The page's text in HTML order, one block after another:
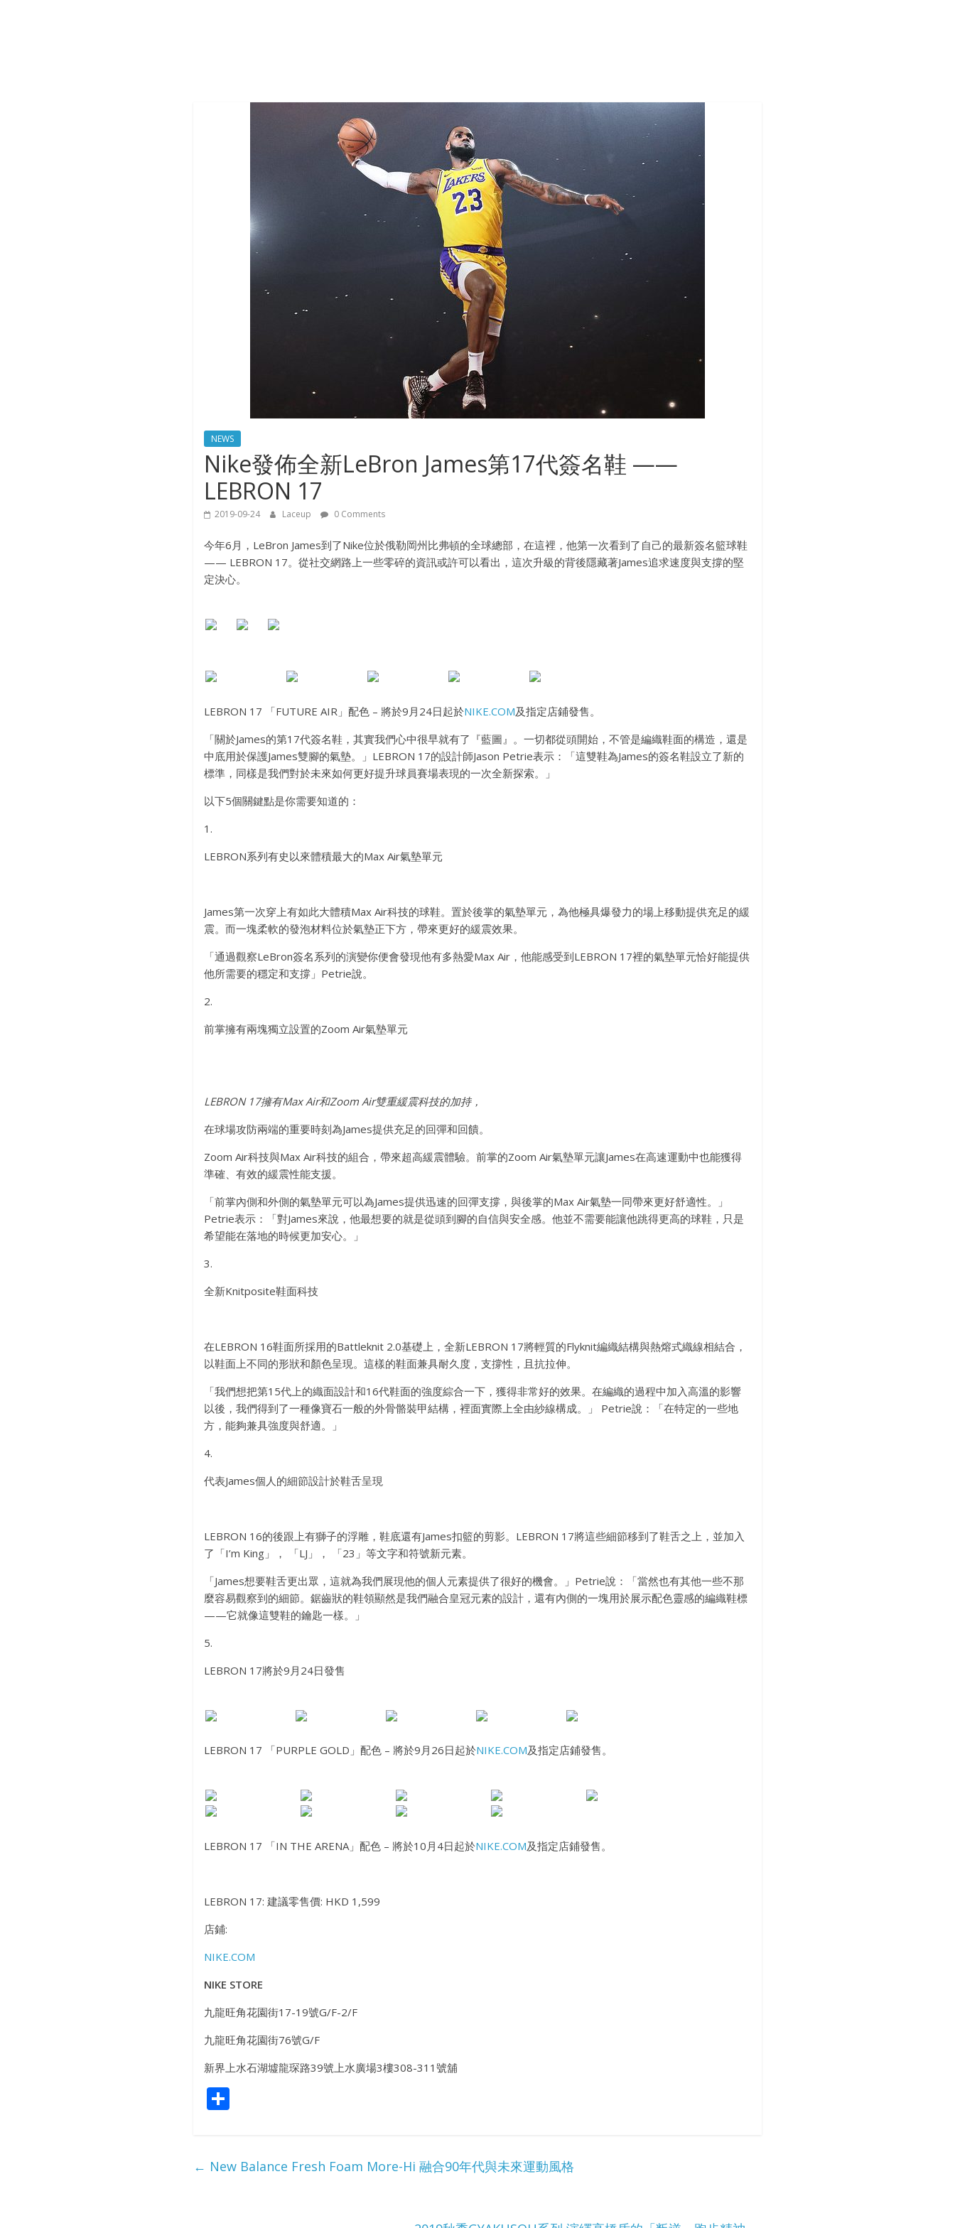
NEWS
Nike發佈全新LeBron James第17代簽名鞋 ——
LEBRON 17
2019-09-24 Laceup 0 Comments
今年6月，LeBron James到了Nike位於俄勒岡州比弗頓的全球總部，在這裡，他第一次看到了自己的最新簽名籃球鞋
—— LEBRON 17。從社交網路上一些零碎的資訊或許可以看出，這次升級的背後隱藏著James追求速度與支撐的堅
定決心。
LEBRON 17 「FUTURE AIR」配色 – 將於9 月 24日起於NIKE.COM及指定店鋪發售 。
「關於James的第17代簽名鞋，其實我們心中很早就有了『藍圖』。一切都從頭開始，不管是編織鞋面的構造，還是
中底用於保護James雙腳的氣墊。」LEBRON 17的設計師Jason Petrie表示：「這雙鞋為James的簽名鞋設立了新的
標準，同樣是我們對於未來如何更好提升球員賽場表現的一次全新探索。」
以下5個關鍵點是你需要知道的：
1.
LEBRON系列有史以來體積最大的Max Air氣墊單元
James第一次穿上有如此大體積Max Air科技的球鞋。置於後掌的氣墊單元，為他極具爆發力的場上移動提供充足的緩
震。而一塊柔軟的發泡材料位於氣墊正下方，帶來更好的緩震效果。
「通過觀察LeBron簽名系列的演變你便會發現他有多熱愛Max Air，他能感受到LEBRON 17裡的氣墊單元恰好能提供
他所需要的穩定和支撐」Petrie說。
2.
前掌擁有兩塊獨立設置的Zoom Air氣墊單元
LEBRON 17擁有Max Air和Zoom Air雙重緩震科技的加持，
在球場攻防兩端的重要時刻為James提供充足的回彈和回饋。
Zoom Air科技與Max Air科技的組合，帶來超高緩震體驗。前掌的Zoom Air氣墊單元讓James在高速運動中也能獲得
準確、有效的緩震性能支援。
「前掌內側和外側的氣墊單元可以為James提供迅速的回彈支撐，與後掌的Max Air氣墊一同帶來更好舒適性。」
Petrie表示：「對James來說，他最想要的就是從頭到腳的自信與安全感。他並不需要能讓他跳得更高的球鞋，只是
希望能在落地的時候更加安心。」
3.
全新Knitposite鞋面科技
在LEBRON 16鞋面所採用的Battleknit 2.0基礎上，全新LEBRON 17將輕質的Flyknit編織結構與熱熔式織線相結合，
以鞋面上不同的形狀和顏色呈現。這樣的鞋面兼具耐久度，支撐性，且抗拉伸。
「我們想把第15代上的織面設計和16代鞋面的強度綜合一下，獲得非常好的效果。在編織的過程中加入高溫的影響
以後，我們得到了一種像寶石一般的外骨骼裝甲結構，裡面實際上全由紗線構成。」 Petrie說：「在特定的一些地
方，能夠兼具強度與舒適。」
4.
代表James個人的細節設計於鞋舌呈現
LEBRON 16的後跟上有獅子的浮雕，鞋底還有James扣籃的剪影。LEBRON 17將這些細節移到了鞋舌之上，並加入
了「I’m King」， 「LJ」， 「23」等文字和符號新元素。
「James想要鞋舌更出眾，這就為我們展現他的個人元素提供了很好的機會。」Petrie說：「當然也有其他一些不那
麼容易觀察到的細節。鋸齒狀的鞋領顯然是我們融合皇冠元素的設計，還有內側的一塊用於展示配色靈感的編織鞋標
——它就像這雙鞋的鑰匙一樣。」
5.
LEBRON 17將於9月24日發售
LEBRON 17 「PURPLE GOLD」配色 – 將於9月 26日起於NIKE.COM及指定店鋪發售。
LEBRON 17 「IN THE ARENA」配色 – 將於10月 4日起於NIKE.COM及指定店鋪發售 。
LEBRON 17: 建議零售價: HKD 1,599
店鋪:
NIKE.COM
NIKE STORE
九龍旺角花園街17-19號G/F-2/F
九龍旺角花園街76號G/F
新界上水石湖墟龍琛路39號上水廣場3樓308-311號舖
e
← New Balance Fresh Foam More-Hi 融合90年代與未來運動風格